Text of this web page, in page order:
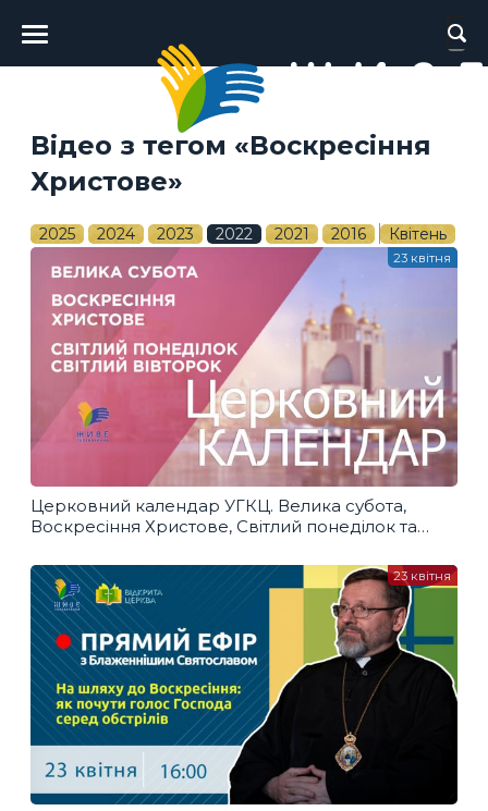
Головне
меню
Відео з тегом «Воскресіння
Христове»
2025 2024 2023 2022 2021 2016 Квітень
Церковний календар УГКЦ. Велика субота,
Воскресіння Христове, Світлий понеділок та
23 квітня
23 квітня